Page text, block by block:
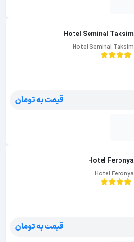
Hotel Seminal Taksim
Hotel Seminal Taksim
قیمت به تومان
Hotel Feronya
Hotel Feronya
قیمت به تومان